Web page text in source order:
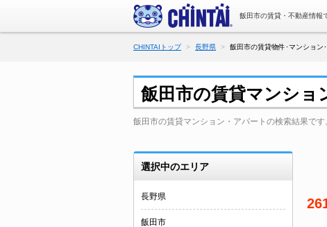
飯田市の賃貸・不動産情報
CHINTAIトップ 長野県 飯田市の賃貸物件･マンション
飯田市の賃貸マンショ
飯田市の賃貸マンション・アパートの検索結果で
選択中のエリア
長野県
飯田市